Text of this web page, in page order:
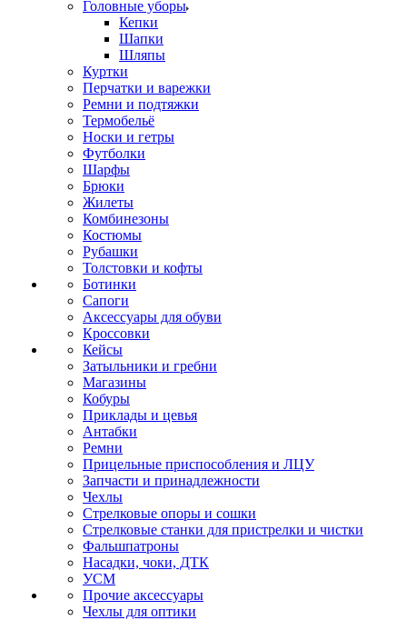
Головные уборы
Кепки
Шапки
Шляпы
Куртки
Перчатки и варежки
Ремни и подтяжки
Термобельё
Носки и гетры
Футболки
Шарфы
Брюки
Жилеты
Комбинезоны
Костюмы
Рубашки
Толстовки и кофты
Ботинки
Сапоги
Аксессуары для обуви
Кроссовки
Кейсы
Затыльники и гребни
Магазины
Кобуры
Приклады и цевья
Антабки
Ремни
Прицельные приспособления и ЛЦУ
Запчасти и принадлежности
Чехлы
Стрелковые опоры и сошки
Стрелковые станки для пристрелки и чистки
Фальшпатроны
Насадки, чоки, ДТК
УСМ
Прочие аксессуары
Чехлы для оптики